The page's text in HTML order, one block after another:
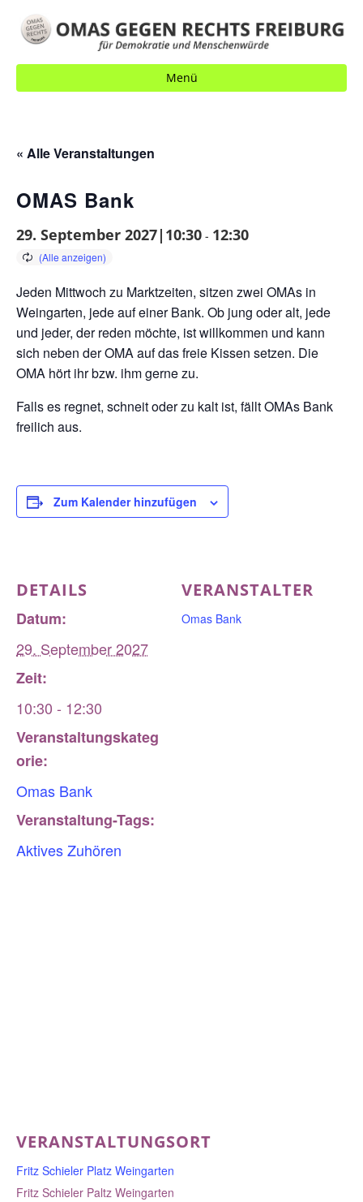
Menü
« Alle Veranstaltungen
OMAS Bank
29. September 2027|10:30 - 12:30
Jeden Mittwoch zu Marktzeiten, sitzen zwei OMAs in
Weingarten, jede auf einer Bank. Ob jung oder alt, jede
und jeder, der reden möchte, ist willkommen und kann
sich neben der OMA auf das freie Kissen setzen. Die
OMA hört ihr bzw. ihm gerne zu.
Falls es regnet, schneit oder zu kalt ist, fällt OMAs Bank
freilich aus.
Zum Kalender hinzufügen
DETAILS
Datum:
29. September 2027
Zeit:
10:30 - 12:30
Veranstaltungskateg
orie:
Omas Bank
Veranstaltung-Tags:
Aktives Zuhören
VERANSTALTER
Omas Bank
VERANSTALTUNGSORT
Fritz Schieler Platz Weingarten
Fritz Schieler Paltz Weingarten